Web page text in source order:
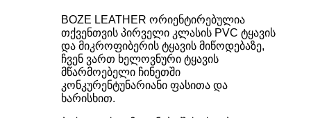
BOZE LEATHER ორიენტირებულია
თქვენთვის პირველი კლასის PVC ტყავის
და მიკროფიბერის ტყავის მიწოდებაზე,
ჩვენ ვართ ხელოვნური ტყავის
მწარმოებელი ჩინეთში
კონკურენტუნარიანი ფასითა და
ხარისხით.